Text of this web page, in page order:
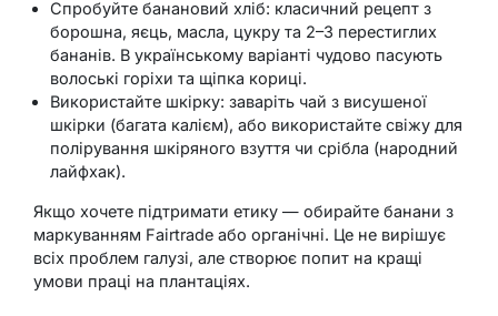
Спробуйте банановий хліб: класичний рецепт з
борошна, яєць, масла, цукру та 2–3 перестиглих
бананів. В українському варіанті чудово пасують
волоські горіхи та щіпка кориці.
Використайте шкірку: заваріть чай з висушеної
шкірки (багата калієм), або використайте свіжу для
полірування шкіряного взуття чи срібла (народний
лайфхак).
Якщо хочете підтримати етику — обирайте банани з
маркуванням Fairtrade або органічні. Це не вирішує
всіх проблем галузі, але створює попит на кращі
умови праці на плантаціях.